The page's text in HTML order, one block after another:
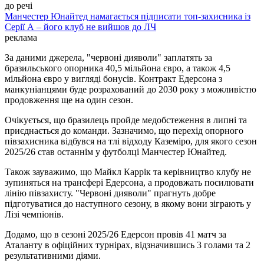
до речі
Манчестер Юнайтед намагається підписати топ-захисника із
Серії А – його клуб не вийшов до ЛЧ
реклама
За даними джерела, "червоні дияволи" заплатять за
бразильського опорника 40,5 мільйона євро, а також 4,5
мільйона євро у вигляді бонусів. Контракт Едерсона з
манкуніанцями буде розрахований до 2030 року з можливістю
продовження ще на один сезон.
Очікується, що бразилець пройде медобстеження в липні та
приєднається до команди. Зазначимо, що перехід опорного
півзахисника відбувся на тлі відходу Каземіро, для якого сезон
2025/26 став останнім у футболці Манчестер Юнайтед.
Також зауважимо, що Майкл Каррік та керівництво клубу не
зупиняться на трансфері Едерсона, а продовжать посилювати
лінію півзахисту. "Червоні дияволи" прагнуть добре
підготуватися до наступного сезону, в якому вони зіграють у
Лізі чемпіонів.
Додамо, що в сезоні 2025/26 Едерсон провів 41 матч за
Аталанту в офіційних турнірах, відзначившись 3 голами та 2
результативними діями.